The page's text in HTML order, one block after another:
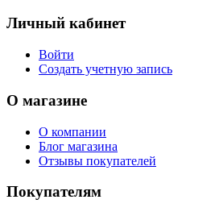
Личный кабинет
Войти
Создать учетную запись
О магазине
О компании
Блог магазина
Отзывы покупателей
Покупателям